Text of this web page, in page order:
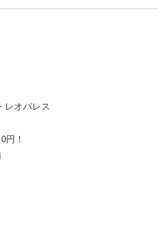
レオパレス
円！